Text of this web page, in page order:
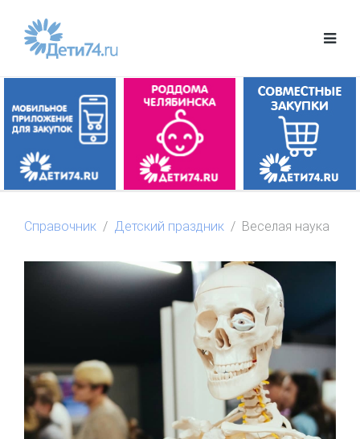
Справочник Детский праздник Веселая наука